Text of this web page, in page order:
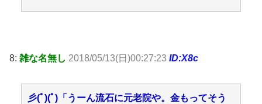
8: 雑な名無し 2018/05/13(日)00:27:23 ID:X8c
彡(ﾟ)(ﾟ)「うーん流石に元老院や。金もってそう